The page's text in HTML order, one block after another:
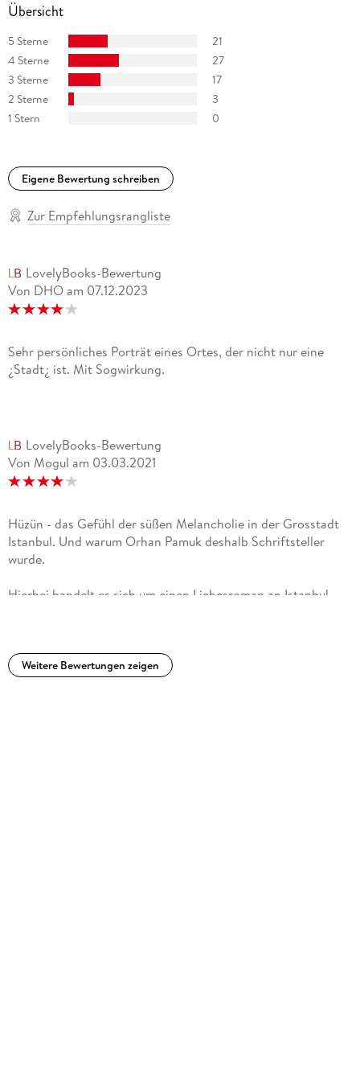
Übersicht
5 Sterne
21
4 Sterne
27
3 Sterne
17
2 Sterne
3
1 Stern
0
Eigene Bewertung schreiben
Zur Empfehlungsrangliste
LovelyBooks-Bewertung
Von DHO am 07.12.2023
Sehr persönliches Porträt eines Ortes, der nicht nur eine
¿Stadt¿ ist. Mit Sogwirkung.
LovelyBooks-Bewertung
Von Mogul am 03.03.2021
Hüzün - das Gefühl der süßen Melancholie in der Grosstadt
Istanbul. Und warum Orhan Pamuk deshalb Schriftsteller
wurde.
Hierbei handelt es sich um einen Liebesroman an Istanbul
Memoiren, in denen er sich seiner Kindheit, Jugend und
jungen Mannesjahren erinnert, die er in Istanbul, wo er auch
Weitere Bewertungen zeigen